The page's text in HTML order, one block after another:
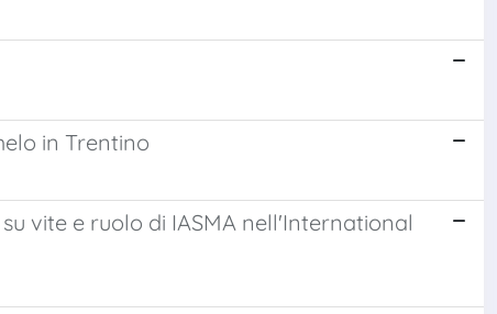
in Trentino
vite e ruolo di IASMA nell'International